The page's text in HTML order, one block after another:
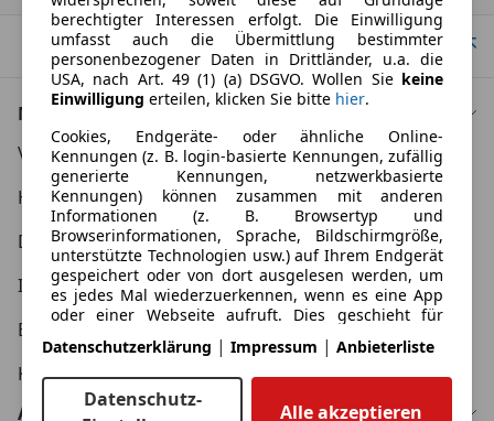
Nach Oben
Nützliche Links
Verbraucher AGB
Händler AGB
Datenschutzerklärung
Impressum
Erklärung zur Barrierefreiheit
KFZ Kaufvertrag
Automarken
berechtigter Interessen erfolgt. Die Einwilligung
umfasst auch die Übermittlung bestimmter
personenbezogener Daten in Drittländer, u.a. die
USA, nach Art. 49 (1) (a) DSGVO. Wollen Sie keine
Einwilligung erteilen, klicken Sie bitte hier.
Cookies, Endgeräte- oder ähnliche Online-
Kennungen (z. B. login-basierte Kennungen, zufällig
generierte Kennungen, netzwerkbasierte
Kennungen) können zusammen mit anderen
Informationen (z. B. Browsertyp und
Browserinformationen, Sprache, Bildschirmgröße,
unterstützte Technologien usw.) auf Ihrem Endgerät
gespeichert oder von dort ausgelesen werden, um
es jedes Mal wiederzuerkennen, wenn es eine App
oder einer Webseite aufruft. Dies geschieht für
Verarbeitungszwecke.
Sie können Ihre Präferenzen jederzeit anpassen und
erteilte Einwilligungen widerrufen, indem Sie in
Datenschutzerklärung | Impressum | Anbieterliste
Datenschutz-
Alle akzeptieren